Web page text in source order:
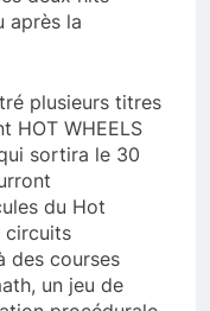
après la
plusieurs titres
HOT WHEELS
sortira le 30
du Hot
circuits
des courses
un jeu de